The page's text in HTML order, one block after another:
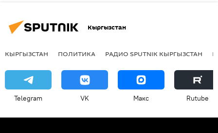
Кыргызстан
КЫРГЫЗСТАН ПОЛИТИКА РАДИО SPUTNIK КЫРГЫЗСТАН
Telegram VK Макс Rutube